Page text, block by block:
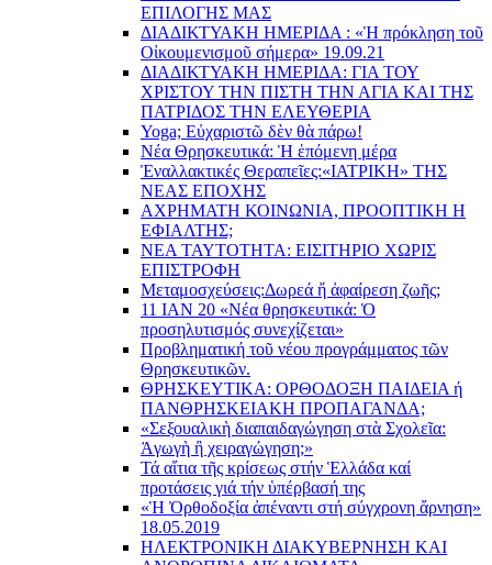
EΠΙΛΟΓΗΣ ΜΑΣ
ΔΙΑΔΙΚΤΥΑΚΗ ΗΜΕΡΙΔΑ : «Ἡ πρόκληση τοῦ
Οἰκουμενισμοῦ σήμερα» 19.09.21
ΔΙΑΔΙΚΤΥΑΚΗ ΗΜΕΡΙΔΑ: ΓΙΑ ΤΟΥ
ΧΡΙΣΤΟΥ ΤΗΝ ΠΙΣΤΗ ΤΗΝ ΑΓΙΑ ΚΑΙ ΤΗΣ
ΠΑΤΡΙΔΟΣ ΤΗΝ ΕΛΕΥΘΕΡΙΑ
Yoga; Εὐχαριστῶ δὲν θὰ πάρω!
Νέα Θρησκευτικά: Ἡ ἑπόμενη μέρα
Ἐναλλακτικές Θεραπεῖες:«ΙΑΤΡΙΚΗ» ΤΗΣ
ΝΕΑΣ ΕΠΟΧΗΣ
ΑΧΡΗΜΑΤΗ ΚΟΙΝΩΝΙΑ, ΠΡΟΟΠΤΙΚΗ Η
ΕΦΙΑΛΤΗΣ;
ΝΕΑ ΤΑΥΤΟΤΗΤΑ: ΕΙΣΙΤΗΡΙΟ ΧΩΡΙΣ
ΕΠΙΣΤΡΟΦΗ
Μεταμοσχεύσεις:Δωρεά ἤ ἀφαίρεση ζωῆς;
11 ΙΑΝ 20 «Νέα θρησκευτικά: Ὁ
προσηλυτισμός συνεχίζεται»
Προβληματική τοῦ νέου προγράμματος τῶν
Θρησκευτικῶν.
ΘΡΗΣΚΕΥΤΙΚΑ: ΟΡΘΟΔΟΞΗ ΠΑΙΔΕΙΑ ή
ΠΑΝΘΡΗΣΚΕΙΑΚΗ ΠΡΟΠΑΓΑΝΔΑ;
«Σεξουαλικὴ διαπαιδαγώγηση στὰ Σχολεῖα:
Ἀγωγὴ ἢ χειραγώγηση;»
Τά αἴτια τῆς κρίσεως στήν Ἑλλάδα καί
προτάσεις γιά τήν ὑπέρβασή της
«Ἡ Ὀρθοδοξία ἀπέναντι στή σύγχρονη ἄρνηση»
18.05.2019
ΗΛΕΚΤΡΟΝΙΚΗ ΔΙΑΚΥΒΕΡΝΗΣΗ ΚΑΙ